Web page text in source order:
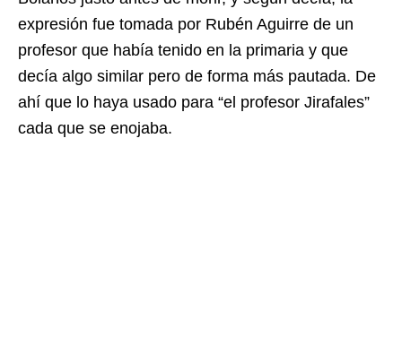
expresión fue tomada por Rubén Aguirre de un
profesor que había tenido en la primaria y que
decía algo similar pero de forma más pautada. De
ahí que lo haya usado para “el profesor Jirafales”
cada que se enojaba.